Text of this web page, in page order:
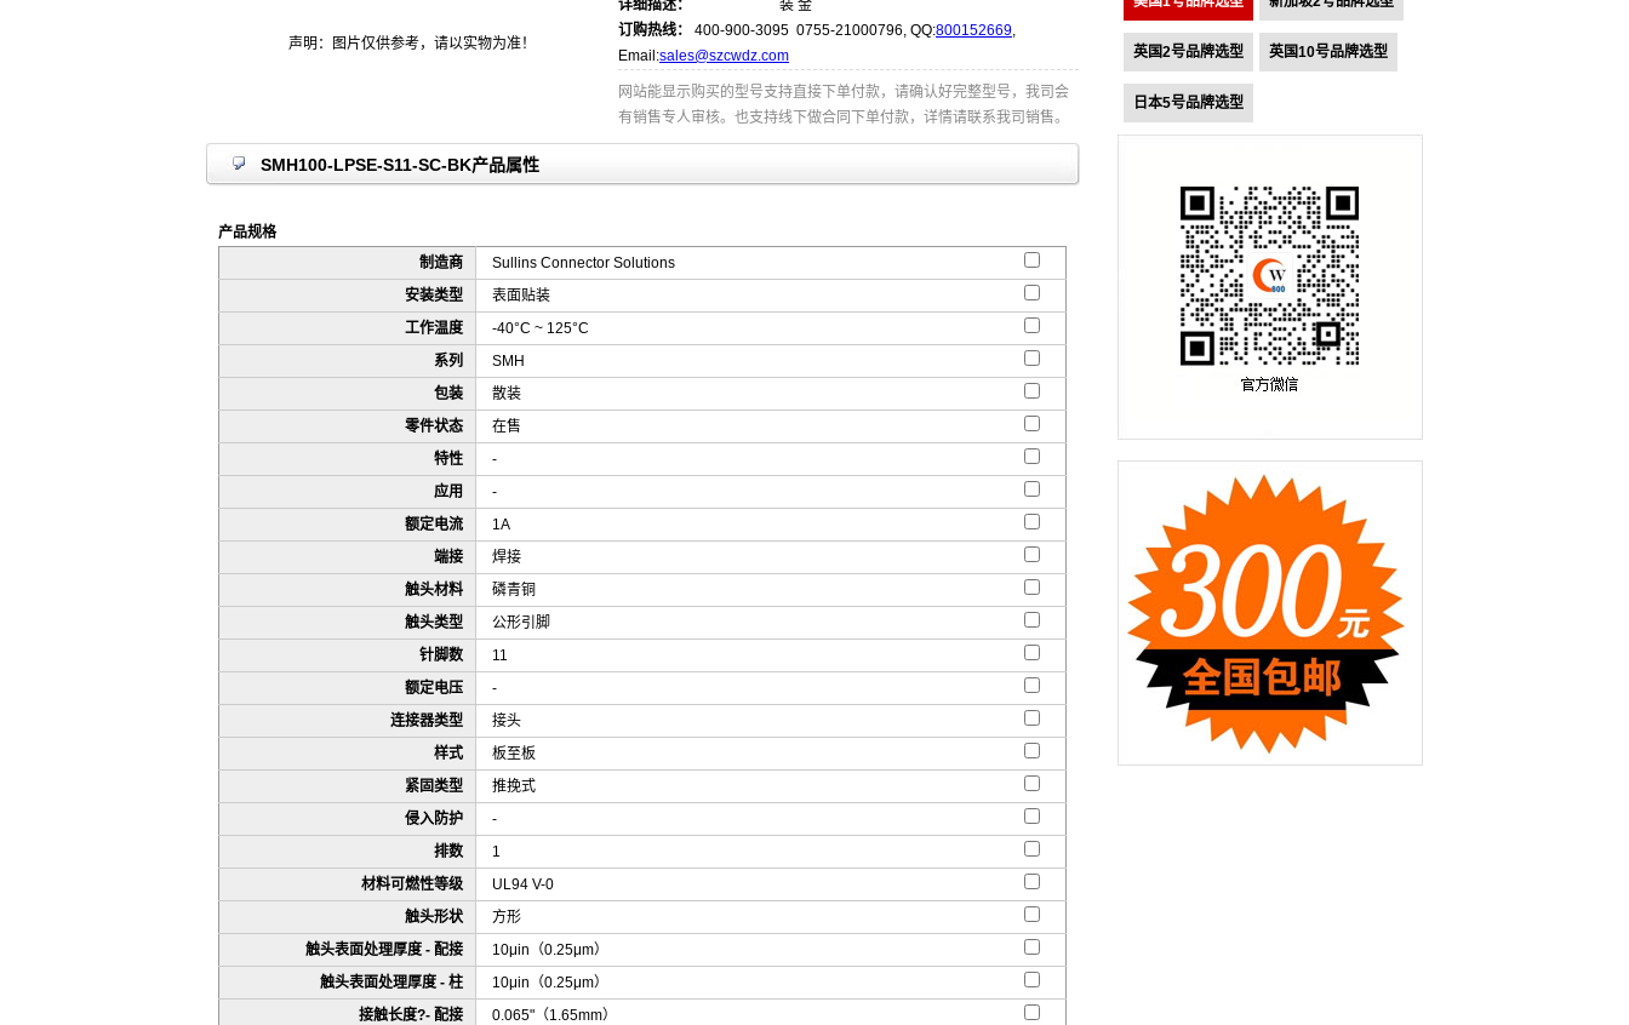
声明：图片仅供参考，请以实物为准！
详细描述：
装 金
订购热线：
400-900-3095 0755-21000796, QQ:800152669,
Email:sales@szcwdz.com
网站能显示购买的型号支持直接下单付款，请确认好完整型号，我司会
有销售专人审核。也支持线下做合同下单付款，详情请联系我司销售。
SMH100-LPSE-S11-SC-BK产品属性
产品规格
制造商
Sullins Connector Solutions
安装类型
表面贴装
工作温度
-40°C ~ 125°C
系列
SMH
包装
散装
零件状态
在售
特性
-
应用
-
额定电流
1A
端接
焊接
触头材料
磷青铜
触头类型
公形引脚
针脚数
11
额定电压
-
连接器类型
接头
样式
板至板
紧固类型
推挽式
侵入防护
-
排数
1
材料可燃性等级
UL94 V-0
触头形状
方形
触头表面处理厚度 - 配接
10μin（0.25μm）
触头表面处理厚度 - 柱
10μin（0.25μm）
接触长度?- 配接
0.065"（1.65mm）
英国2号品牌选型 英国10号品牌选型
日本5号品牌选型